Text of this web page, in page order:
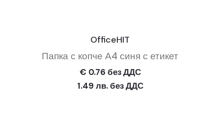
OfficeHIT
Папка с копче А4 синя с етикет
€ 0.76 без ДДС
1.49 лв. без ДДС